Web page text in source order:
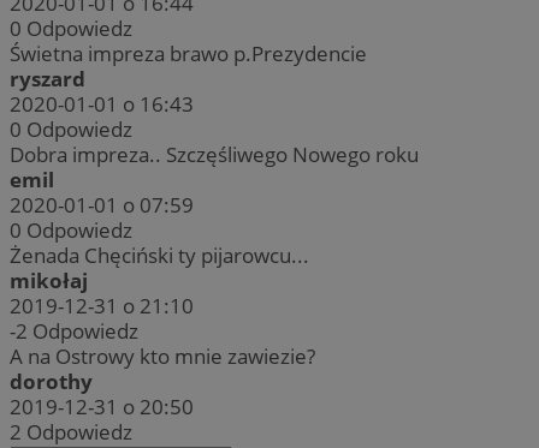
0 Odpowiedz
Świetna impreza brawo p.Prezydencie
ryszard
2020-01-01 o 16:43
0 Odpowiedz
Dobra impreza.. Szczęśliwego Nowego roku
emil
2020-01-01 o 07:59
0 Odpowiedz
Żenada Chęciński ty pijarowcu...
mikołaj
2019-12-31 o 21:10
-2 Odpowiedz
A na Ostrowy kto mnie zawiezie?
dorothy
2019-12-31 o 20:50
2 Odpowiedz